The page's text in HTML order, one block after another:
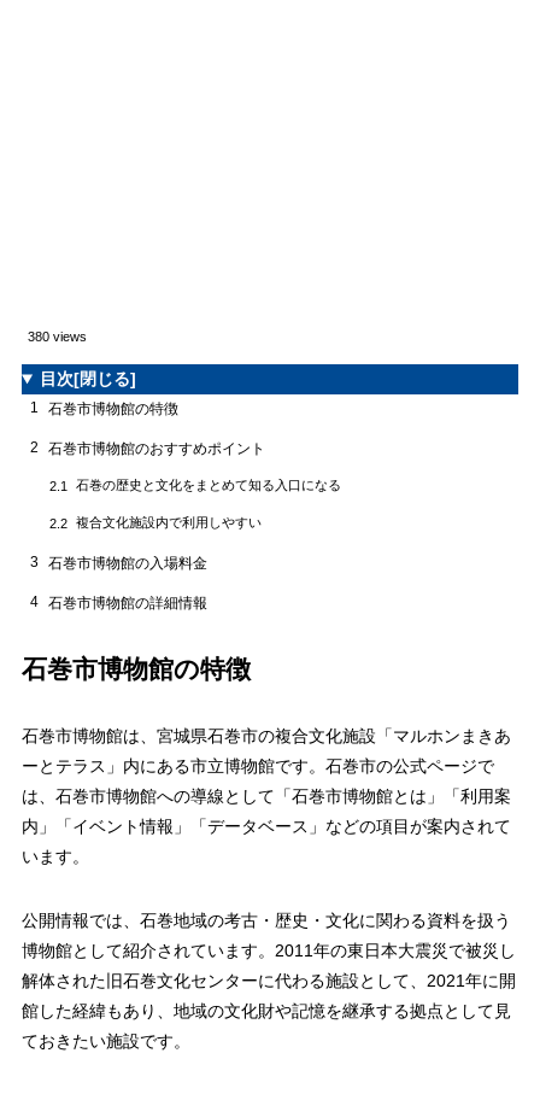
380 views
目次[閉じる]
1 石巻市博物館の特徴
2 石巻市博物館のおすすめポイント
2.1 石巻の歴史と文化をまとめて知る入口になる
2.2 複合文化施設内で利用しやすい
3 石巻市博物館の入場料金
4 石巻市博物館の詳細情報
石巻市博物館の特徴
石巻市博物館は、宮城県石巻市の複合文化施設「マルホンまきあ
ーとテラス」内にある市立博物館です。石巻市の公式ページで
は、石巻市博物館への導線として「石巻市博物館とは」「利用案
内」「イベント情報」「データベース」などの項目が案内されて
います。
公開情報では、石巻地域の考古・歴史・文化に関わる資料を扱う
博物館として紹介されています。2011年の東日本大震災で被災し
解体された旧石巻文化センターに代わる施設として、2021年に開
館した経緯もあり、地域の文化財や記憶を継承する拠点として見
ておきたい施設です。